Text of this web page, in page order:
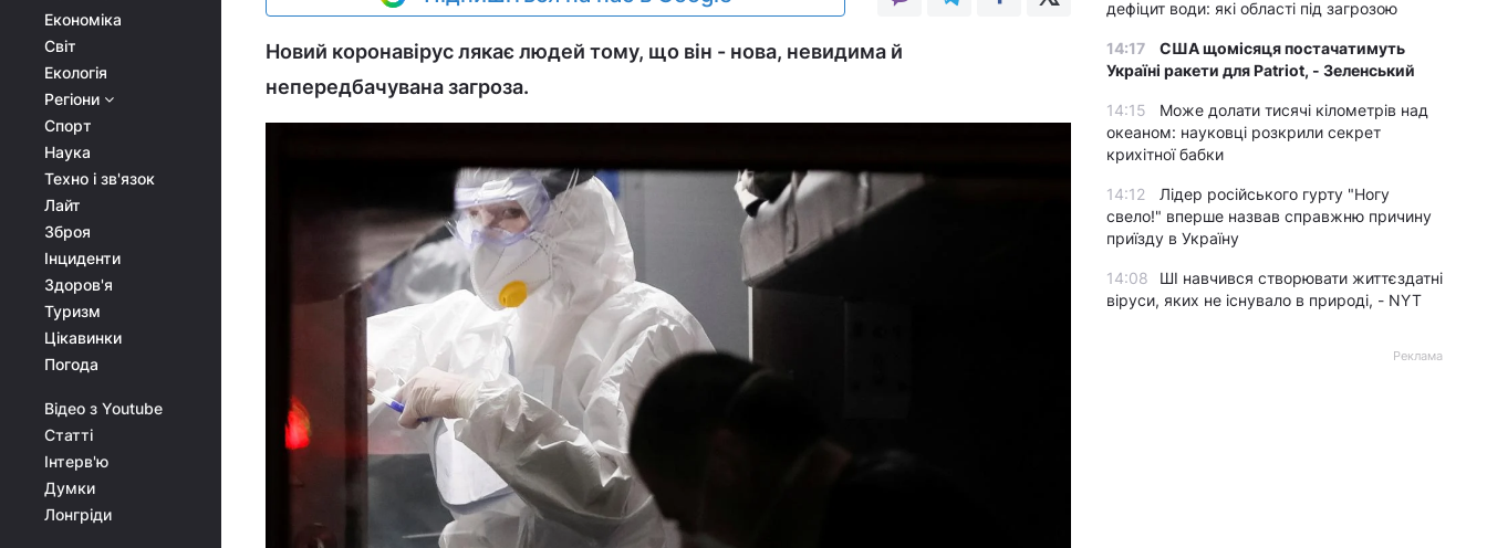
Економіка
Світ
Екологія
Регіони
Спорт
Наука
Техно і зв'язок
Лайт
Зброя
Інциденти
Здоров'я
Туризм
Цікавинки
Погода
Відео з Youtube
Статті
Інтерв'ю
Думки
Лонгріди
Новий коронавірус лякає людей тому, що він - нова, невидима й
непередбачувана загроза.
дефіцит води: які області під загрозою
14:17
США щомісяця постачатимуть
Україні ракети для Patriot, - Зеленський
14:15
Може долати тисячі кілометрів над
океаном: науковці розкрили секрет
крихітної бабки
14:12
Лідер російського гурту "Ногу
свело!" вперше назвав справжню причину
приїзду в Україну
14:08
ШІ навчився створювати життєздатні
віруси, яких не існувало в природі, - NYT
Реклама